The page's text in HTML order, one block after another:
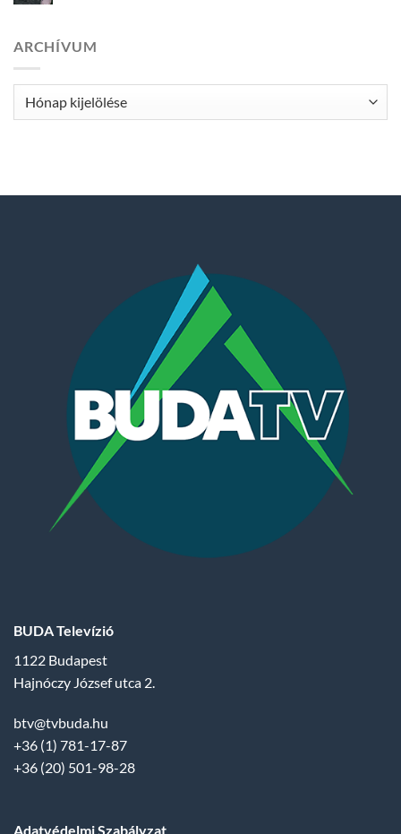
ARCHÍVUM
Archívum
BUDA Televízió
1122 Budapest
Hajnóczy József utca 2.
btv@tvbuda.hu
+36 (1) 781-17-87
+36 (20) 501-98-28
Adatvédelmi Szabályzat